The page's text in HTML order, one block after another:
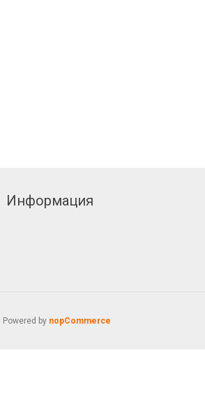
Информация
Powered by nopCommerce